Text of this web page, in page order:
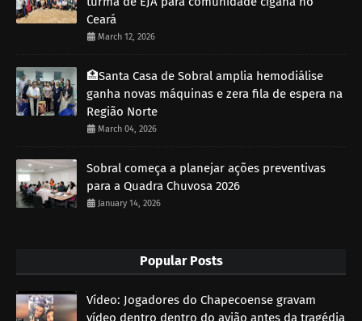
Ceará
March 12, 2026
🏥Santa Casa de Sobral amplia hemodiálise
ganha novas máquinas e zera fila de espera na
Região Norte
March 04, 2026
Sobral começa a planejar ações preventivas
para a Quadra Chuvosa 2026
January 14, 2026
Popular Posts
Vídeo: Jogadores do Chapecoense gravam
vídeo dentro dentro do avião antes da tragédia